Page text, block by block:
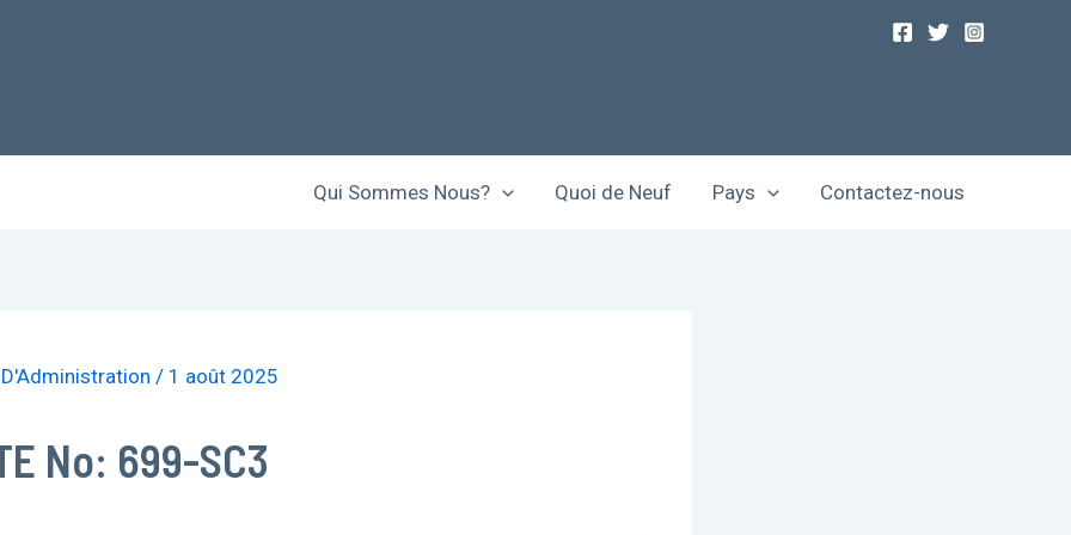
Qui Sommes Nous? Quoi de Neuf Pays Contactez-nous
/ 1 août 2025
No: 699-SC3